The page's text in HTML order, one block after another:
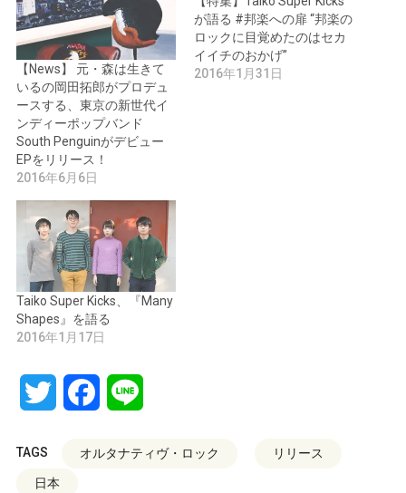
【News】 元・森は生きて
いるの岡田拓郎がプロデュ
ースする、東京の新世代イ
ンディーポップバンド
South Penguinがデビュー
EPをリリース！
2016年6月6日
が語る #邦楽への扉 “邦楽の
ロックに目覚めたのはセカ
イイチのおかげ”
2016年1月31日
Taiko Super Kicks、『Many
Shapes』を語る
2016年1月17日
Twitter Facebook
TAGS オルタナティヴ・ロック リリース
日本